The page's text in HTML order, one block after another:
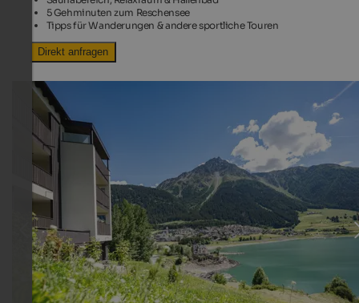
5 Gehminuten zum Reschensee
Tipps für Wanderungen & andere sportliche Touren
Direkt anfragen